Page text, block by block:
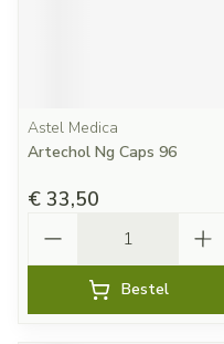
Astel Medica
Artechol Ng Caps 96
€ 33,50
Bestel